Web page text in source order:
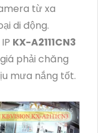
từ xa
di động.
KX-A2111CN3
phải chăng
mưa nắng tốt.